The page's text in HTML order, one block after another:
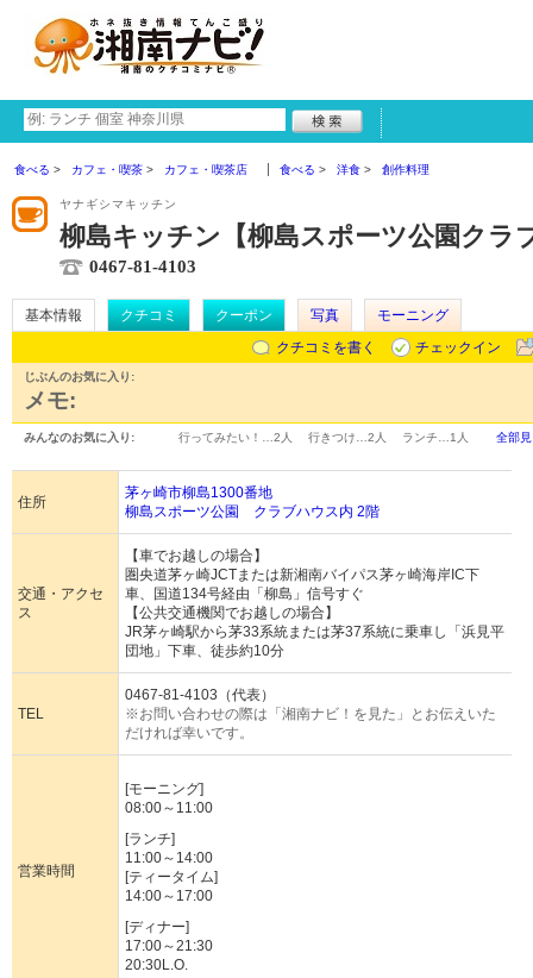
食べる カフェ・喫茶 カフェ・喫茶店 食べる 洋食 創作料理
ヤナギシマキッチン
柳島キッチン【柳島スポーツ公園クラ
0467-81-4103
基本情報 クチコミ クーポン 写真
モーニング
クチコミを書く
チェックイン
じぶんのお気に入り:
メモ:
みんなのお気に入り: 行ってみたい！… 2人 行きつけ… 2人 ランチ… 1人 全部
住所
茅ヶ崎市柳島1300番地
柳島スポーツ公園 クラブハウス内 2階
交通・アクセ
ス
【車でお越しの場合】
圏央道茅ヶ崎JCTまたは新湘南バイパス茅ヶ崎海岸IC下
車、国道134号経由「柳島」信号すぐ
【公共交通機関でお越しの場合】
JR茅ヶ崎駅から茅33系統または茅37系統に乗車し「浜見平
団地」下車、徒歩約10分
TEL
0467-81-4103（代表）
※お問い合わせの際は「湘南ナビ！を見た」とお伝えいた
だければ幸いです。
営業時間
[モーニング]
08:00～11:00
[ランチ]
11:00～14:00
[ティータイム]
14:00～17:00
[ディナー]
17:00～21:30
20:30L.O.